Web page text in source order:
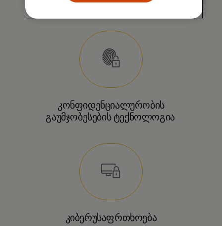
ახალი თაობის მოწყობილობები
კონფიდენციალურობის
გაუმჯობესების ტექნოლოგია
კიბერუსაფრთხოება